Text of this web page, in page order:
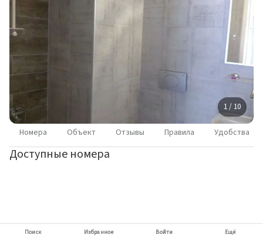
1 / 10
Номера Объект Отзывы Правила Удобства
Доступные номера
Поиск Избранное Войти Ещё